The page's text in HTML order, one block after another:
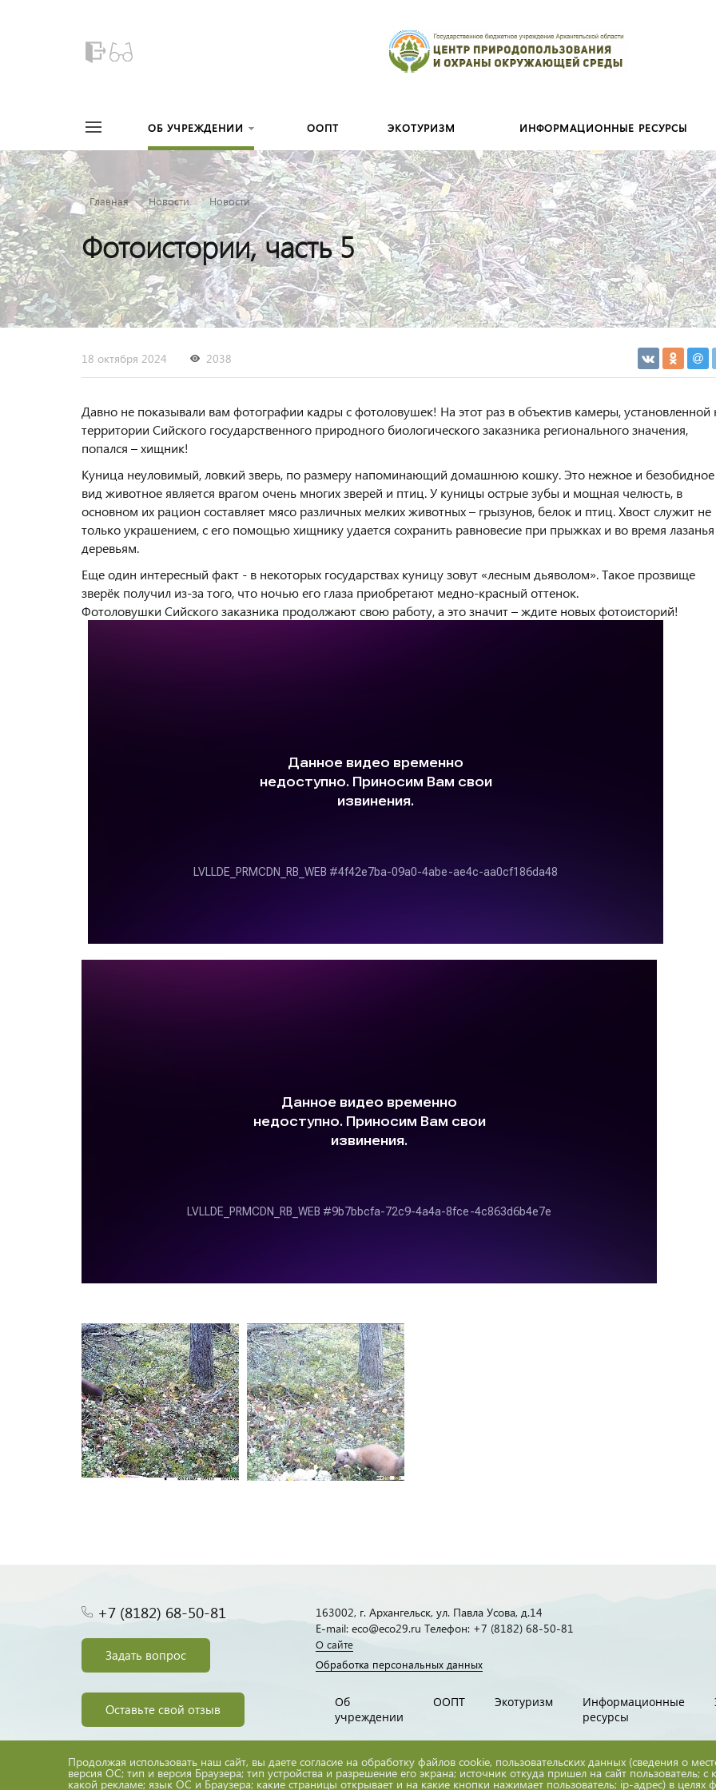
ОБ УЧРЕЖДЕНИИ ООПТ ЭКОТУРИЗМ ИНФОРМАЦИОННЫЕ РЕСУРСЫ
Главная Новости Новости
Фотоистории, часть 5
18 октября 2024 2038
Давно не показывали вам фотографии кадры с фотоловушек! На этот раз в объектив камеры, установленной
территории Сийского государственного природного биологического заказника регионального значения,
попался – хищник!
Куница неуловимый, ловкий зверь, по размеру напоминающий домашнюю кошку. Это нежное и безобидное
вид животное является врагом очень многих зверей и птиц. У куницы острые зубы и мощная челюсть, в
основном их рацион составляет мясо различных мелких животных – грызунов, белок и птиц. Хвост служит не
только украшением, с его помощью хищнику удается сохранить равновесие при прыжках и во время
деревьям.
Еще один интересный факт - в некоторых государствах куницу зовут «лесным дьяволом». Такое прозвище
зверёк получил из-за того, что ночью его глаза приобретают медно-красный оттенок.
Фотоловушки Сийского заказника продолжают свою работу, а это значит – ждите новых фотоисторий!
+7 (8182) 68-50-81
Задать вопрос
Оставьте свой отзыв
163002, г. Архангельск, ул. Павла Усова, д.14
E-mail: eco@eco29.ru Телефон: +7 (8182) 68-50-81
О сайте
Обработка персональных данных
Об
учреждении
ООПТ Экотуризм
Информационные
ресурсы
Продолжая использовать наш сайт, вы даете согласие на обработку файлов cookie, пользовательских данных (сведения о
версия ОС; тип и версия Браузера; тип устройства и разрешение его экрана; источник откуда пришел на сайт пользователь; с
какой рекламе; язык ОС и Браузера; какие страницы открывает и на какие кнопки нажимает пользователь; ip-адрес) в целях